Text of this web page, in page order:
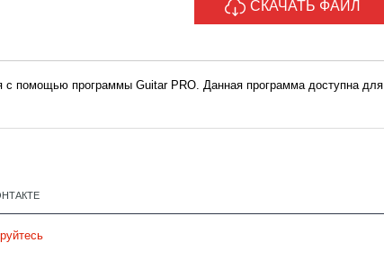
СКАЧАТЬ ФАЙЛ
с помощью программы Guitar PRO. Данная программа доступна для